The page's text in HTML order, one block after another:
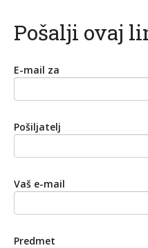
Pošalji ovaj
E-mail za
Pošiljatelj
Vaš e-mail
Predmet